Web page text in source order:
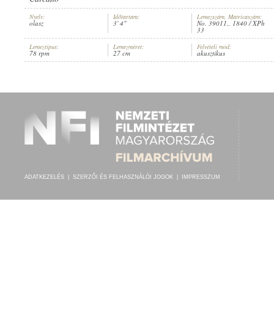
ELŐADÓ: MARIA BARRIENTOS,ISMERETLEN ZENÉSZ (ZONGORA)
LEMEZSZÁM:
Nyelv:
olasz
Időtartam:
3' 4"
Lemezszám, Matricaszám:
No. 39011., 1840 / XPh
33
Lemeztípus:
78 rpm
Lemezméret:
27 cm
Felvételi mód:
akusztikus
ADATKEZELÉS SZERZŐI ÉS FELHASZNÁLÓI JOGOK IMPRESSZUM